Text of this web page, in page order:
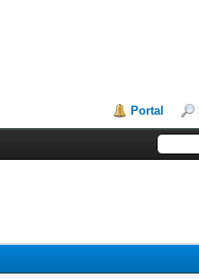
Portal